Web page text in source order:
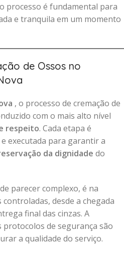
processo é fundamental para
e tranquila em um momento
de Ossos no
, o processo de cremação de
com o mais alto nível
respeito. Cada etapa é
executada para garantir a
da dignidade do
parecer complexo, é na
desde a chegada
final das cinzas. A
de segurança são
a qualidade do serviço.